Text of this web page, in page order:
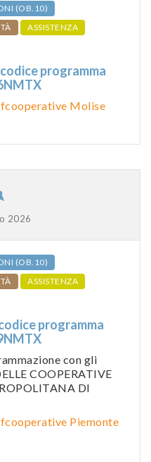
(OB.10)
ASSISTENZA
programma
Molise
2026
(OB.10)
ASSISTENZA
programma
con gli
COOPERATIVE
DI
Piemonte